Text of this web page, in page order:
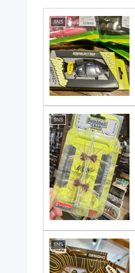
SNS
SNS
SNS